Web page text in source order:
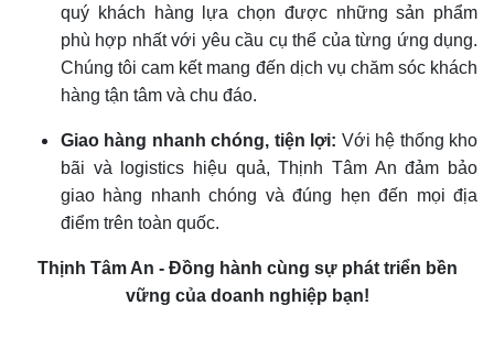
quý khách hàng lựa chọn được những sản phẩm
phù hợp nhất với yêu cầu cụ thể của từng ứng dụng.
Chúng tôi cam kết mang đến dịch vụ chăm sóc khách
hàng tận tâm và chu đáo.
Giao hàng nhanh chóng, tiện lợi: Với hệ thống kho
bãi và logistics hiệu quả, Thịnh Tâm An đảm bảo
giao hàng nhanh chóng và đúng hẹn đến mọi địa
điểm trên toàn quốc.
Thịnh Tâm An - Đồng hành cùng sự phát triển bền
vững của doanh nghiệp bạn!